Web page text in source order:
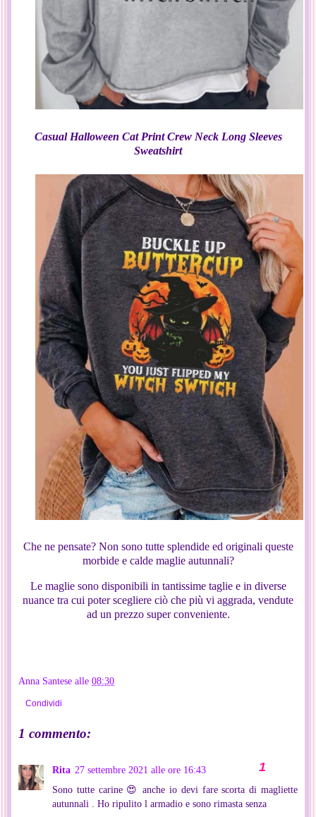
Casual Halloween Cat Print Crew Neck Long Sleeves
Sweatshirt
Che ne pensate? Non sono tutte splendide ed originali queste
morbide e calde maglie autunnali?
Le maglie sono disponibili in tantissime taglie e in diverse
nuance tra cui poter scegliere ciò che più vi aggrada, vendute
ad un prezzo super conveniente.
Anna Santese alle 08:30
Condividi
1 commento:
Rita 27 settembre 2021 alle ore 16:43
Sono tutte carine 😍 anche io devi fare scorta di magliette
autunnali . Ho ripulito l armadio e sono rimasta senza